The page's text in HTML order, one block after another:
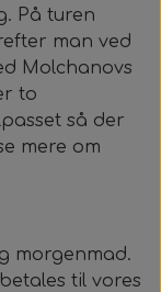
På turen
man ved
Molchanovs
to
så der
mere om
morgenmad.
til vores